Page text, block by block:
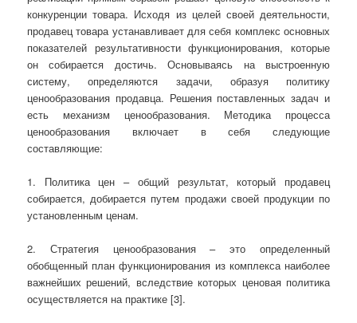
конкуренции товара. Исходя из целей своей деятельности,
продавец товара устанавливает для себя комплекс основных
показателей результативности функционирования, которые
он собирается достичь. Основываясь на выстроенную
систему, определяются задачи, образуя политику
ценообразования продавца. Решения поставленных задач и
есть механизм ценообразования. Методика процесса
ценообразования включает в себя следующие
составляющие:
1. Политика цен – общий результат, который продавец
собирается, добирается путем продажи своей продукции по
установленным ценам.
2. Стратегия ценообразования – это определенный
обобщенный план функционирования из комплекса наиболее
важнейших решений, вследствие которых ценовая политика
осуществляется на практике [3].